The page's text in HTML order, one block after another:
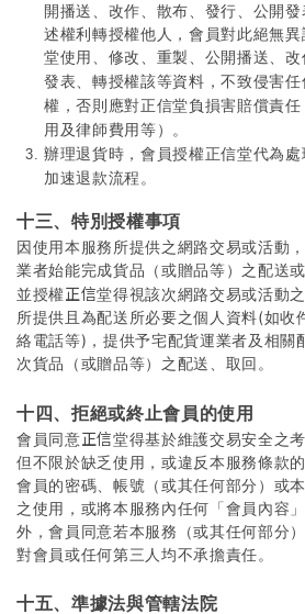
開播送、改作、散布、發行、公開
述權利轉授權他人，會員對此絕無
堂使用、修改、重製、公開播送、
發表、轉授權該等資料，不致侵害
權，否則應對正信堂負損害賠償責
用及律師費用等）。
辦理退貨時，會員授權正信堂代為
加速退款流程 。
十三、特別授權事項
因使用本服務所提供之網路交易或活動
業者始能完成貨品 （或贈品等 ） 之配送
並授權正信堂得視該次網路交易或活動
所提供且為配送所必要之個人資料(如收
絡電話等)，提供予宅配貨運業者及相關
次貨品
（ 或贈品等） 之配送、取回。
十四、拒絕或終止會員的使用
會員同意正信堂得基於維護交易安全之
但不限於缺乏使用，或違反本服務條款
會員的密碼、帳號（或其任何部分）或
之使用，或將本服務內任何「會員內容
外，會員同意若本服務（或其任何部分
對會員或任何第三人均不承擔責任。
十五、準據法與管轄法院